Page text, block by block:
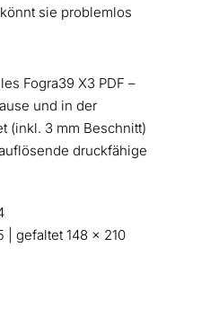
sie problemlos
Fogra39 X3 PDF –
und in der
(inkl. 3 mm Beschnitt)
druckfähige
| gefaltet 148 x 210